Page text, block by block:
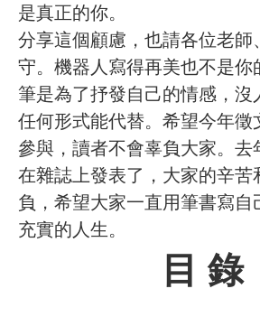
是真正的你。
分享這個顧慮，也請各位老師
守。機器人寫得再美也不是你
筆是為了抒發自己的情感，沒
任何形式能代替。希望今年徵
參與，讀者不會辜負大家。去
在雜誌上發表了，大家的辛苦
負，希望大家一直用筆書寫自
充實的人生。
目 錄